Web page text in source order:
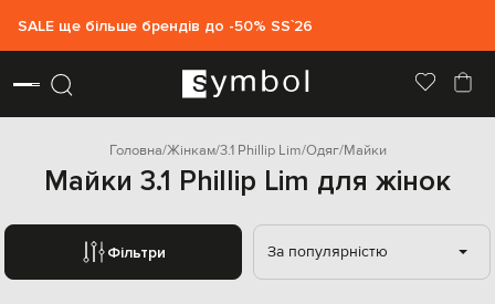
SALE ще більше брендів до -50% SS`26
Головна Жінкам 3.1 Phillip Lim Одяг Майки
Майки 3.1 Phillip Lim для жінок
Фільтри За популярністю